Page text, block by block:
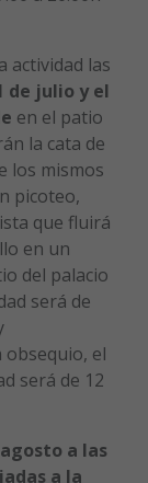
actividad las
de julio y el
en el patio
la cata de
los mismos
picoteo,
que fluirá
en un
del palacio
será de
obsequio, el
será de 12
a las
a la